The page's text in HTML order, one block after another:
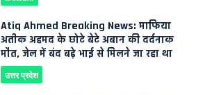
Atiq Ahmed Breaking News: माफिया
अतीक अहमद के छोटे बेटे अबान की दर्दनाक
मौत, जेल में बंद बड़े भाई से मिलने जा रहा था
उत्तर प्रदेश